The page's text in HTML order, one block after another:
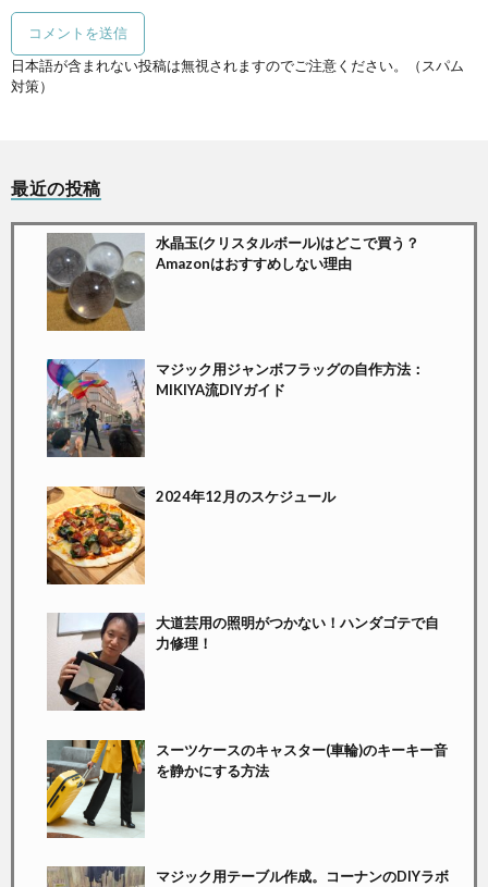
日本語が含まれない投稿は無視されますのでご注意ください。（スパム
対策）
最近の投稿
水晶玉(クリスタルボール)はどこで買う？
Amazonはおすすめしない理由
マジック用ジャンボフラッグの自作方法：
MIKIYA流DIYガイド
2024年12月のスケジュール
大道芸用の照明がつかない！ハンダゴテで自
力修理！
スーツケースのキャスター(車輪)のキーキー音
を静かにする方法
マジック用テーブル作成。コーナンのDIYラボ